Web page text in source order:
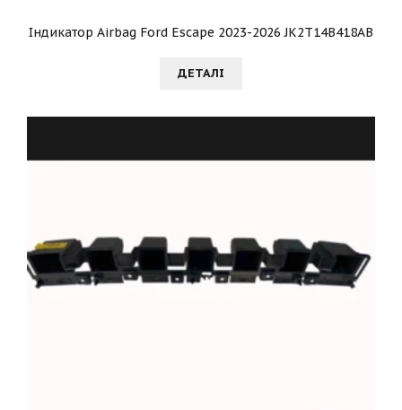
Індикатор Airbag Ford Escape 2023-2026 JK2T14B418AB
ДЕТАЛI